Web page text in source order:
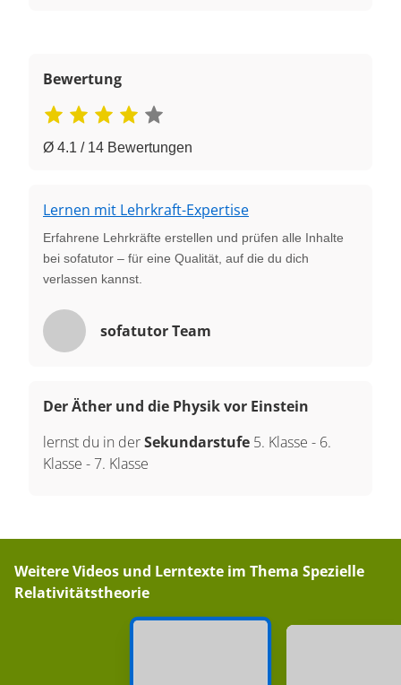
Bewertung
Ø 4.1 / 14 Bewertungen
Lernen mit Lehrkraft-Expertise
Erfahrene Lehrkräfte erstellen und prüfen alle Inhalte
bei sofatutor – für eine Qualität, auf die du dich
verlassen kannst.
sofatutor Team
Der Äther und die Physik vor Einstein
lernst du in derSekundarstufe 5. Klasse - 6.
Klasse -7. Klasse
Weitere Videos und Lerntexte im Thema Spezielle
Relativitätstheorie